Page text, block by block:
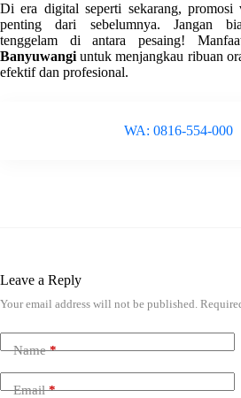
Di era digital seperti sekarang, promosi
penting dari sebelumnya. Jangan
tenggelam di antara pesaing!
Banyuwangi untuk menjangkau ribuan
efektif dan profesional.
WA: 0816-554-000
Leave a Reply
Your email address will not be published.
Name*
Email*